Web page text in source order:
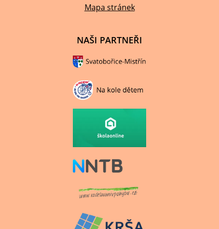
Mapa stránek
NAŠI PARTNEŘI